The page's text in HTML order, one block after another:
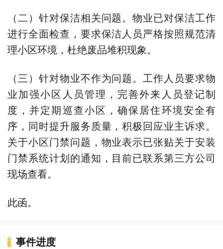
（二）针对保洁相关问题。物业已对保洁工作
进行全面检查，要求保洁人员严格按照规范清
理小区环境，杜绝废品堆积现象。
（三）针对物业不作为问题。工作人员要求物
业加强小区人员管理，完善外来人员登记制
度，并定期巡查小区，确保居住环境安全有
序，同时提升服务质量，积极回应业主诉求。
关于小区门禁问题，物业表示已张贴关于安装
门禁系统计划的通知，目前已联系第三方公司
现场查看。
此函。
事件进度